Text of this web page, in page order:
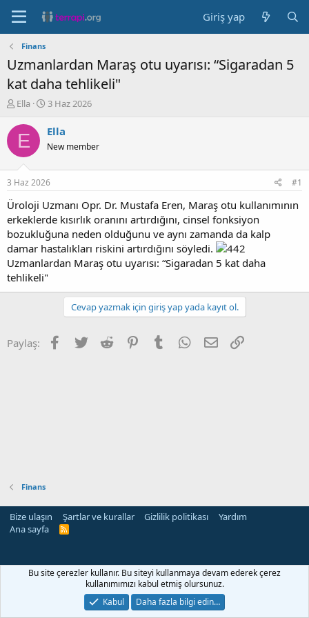
Giriş yap
Finans
Uzmanlardan Maraş otu uyarısı: “Sigaradan 5
kat daha tehlikeli"
K
n
b
u
u
b
a
ş
l
a
t
a
n
Ella
B
ş
a
g
ı
ç
t
a
r
i
h
i
3 Haz 2026
E Ella
New member
3 Haz 2026 #1
Üroloji Uzmanı Opr. Dr. Mustafa Eren, Maraş otu kullanımının
erkeklerde kısırlık oranını artırdığını, cinsel fonksiyon
bozukluğuna neden olduğunu ve aynı zamanda da kalp
damar hastalıkları riskini artırdığını söyledi.
Uzmanlardan Maraş otu uyarısı: “Sigaradan 5 kat daha
tehlikeli"
Cevap yazmak için giriş yap yada kayıt ol.
Paylaş: Facebook
Twitter Reddit PinterestTumblr WhatsApp
E-posta
Finans
Bize ulaşın Şartlar ve kurallar Gizlilik politikası
Yardım
Ana sayfa
R
siteleri
Bu site çerezler kullanır. Bu siteyi kullanmaya devam ederek çerez
kullanımımızı kabul etmiş olursunuz.
Kabul
Daha fazla bilgi edin…